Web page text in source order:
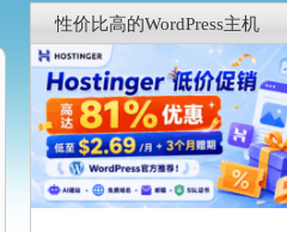
性价比高的WordPress主机